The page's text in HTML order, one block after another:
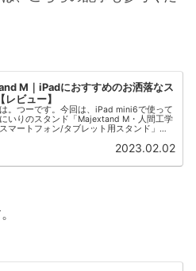
M｜iPadにおすすめのお洒落なス
レビュー】
。つーです。今回は、iPad mini6で使って
いりのスタンド「Majextand M・人間工学
マートフォン/タブレット用スタンド」を
2023.02.02